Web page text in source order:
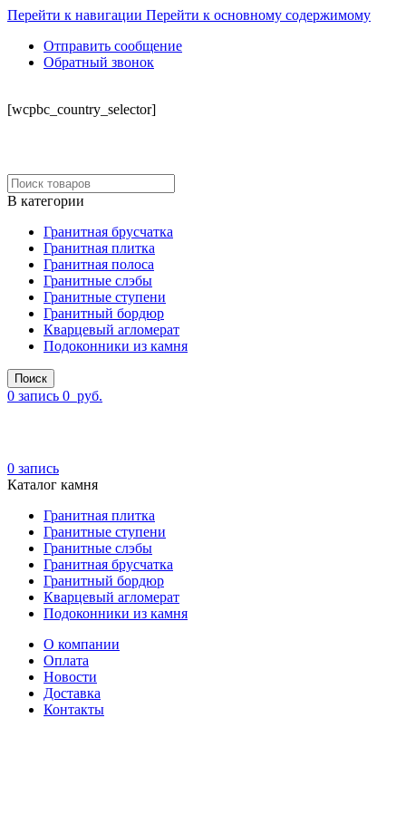
Перейти к навигации Перейти к основному содержимому
Отправить сообщение
Обратный звонок
[wcpbc_country_selector]
В категории
Гранитная брусчатка
Гранитная плитка
Гранитная полоса
Гранитные слэбы
Гранитные ступени
Гранитный бордюр
Кварцевый агломерат
Подоконники из камня
Поиск
0 запись 0 руб.
0 запись
Каталог камня
Гранитная плитка
Гранитные ступени
Гранитные слэбы
Гранитная брусчатка
Гранитный бордюр
Кварцевый агломерат
Подоконники из камня
О компании
Оплата
Новости
Доставка
Контакты